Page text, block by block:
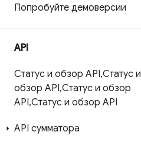
Попробуйте демоверсии
API
Статус и обзор API,Статус и
обзор API,Статус и обзор
API,Статус и обзор API
API сумматора